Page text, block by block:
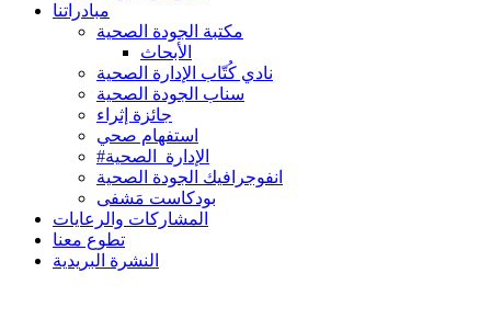
مبادراتنا
مكتبة الجودة الصحية
الأبحاث
نادي كُتّاب الإدارة الصحية
سناب الجودة الصحية
جائزة إثراء
استفهام صحي
#الإدارة_الصحية
انفوجرافيك الجودة الصحية
بودكاست مَشفى
المشاركات والرعايات
تطوع معنا
النشرة البريدية